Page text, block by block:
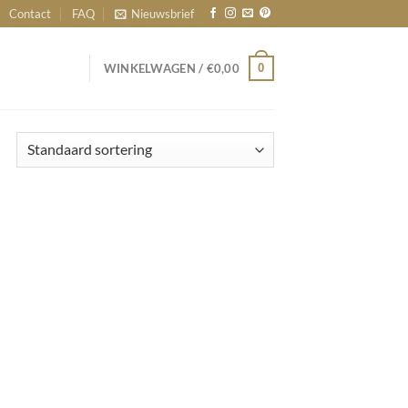
Contact FAQ Nieuwsbrief
WINKELWAGEN / €0,00 0